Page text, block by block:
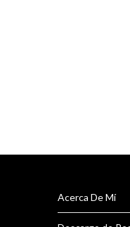
Acerca De Mí